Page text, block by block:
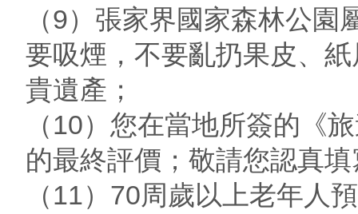
（9）張家界國家森林公
要吸煙，不要亂扔果皮、
貴遺產；
（10）您在當地所簽的《
的最終評價；敬請您認真
（11）70周歲以上老年人